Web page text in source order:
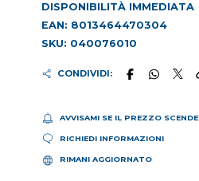
DISPONIBILITÀ IMMEDIATA
EAN: 8013464470304
SKU: 040076010
CONDIVIDI:
AVVISAMI SE IL PREZZO SCENDE
RICHIEDI INFORMAZIONI
RIMANI AGGIORNATO